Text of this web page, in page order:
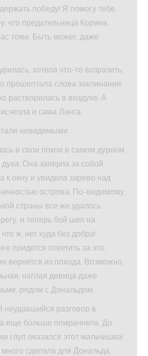
победу! Я помогу тебе,
что предательница Корина
тоже. Быть может, даже
хотела что-то возразить,
прошептала слова заклинания.
растворилась в воздухе. А
и сама Ланга.
невидимыми.
в свои покои в самом дурном
Она заперла за собой
к окну и увидела зарево над
острова. По-видимому,
страны все же удалось
и теперь бой шел на
ж, нет худа без добра!
придется ответить за это,
вернется из похода. Возможно,
наглая девица даже
рядом с Дональдом.
неудавшийся разговор в
еще больше помрачнела. До
глуп оказался этот мальчишка!
сделала для Дональда,